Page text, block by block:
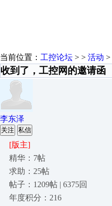
当前位置： 工控论坛 > > 活动 >
收到了，工控网的邀请函
李东泽
关注 私信
[版主]
精华：7帖
求助：25帖
帖子：1209帖 | 6375回
年度积分：216